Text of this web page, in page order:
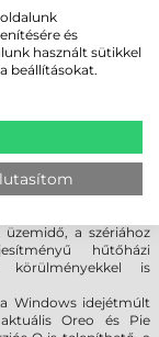
mérete, ami
rezisztív VGA
kapacitív 4,3”
a karcolások
üveg törés
leejtéseknek.
akkumulátor a
üzemidővel
a szériához
hűtőházi
is
Windows idejétmúlt
Oreo és Pie
és
használt sütikkel
beállításokat.